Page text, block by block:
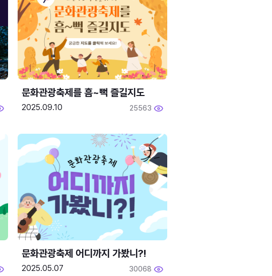
문화관광축제를 흠~뻑 즐길지도
2025.09.10 25563
문화관광축제 어디까지 가봤니?!
2025.05.07 30068